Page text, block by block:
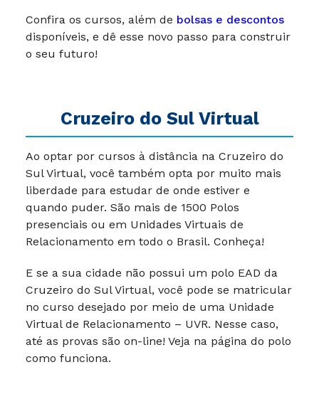
Confira os cursos, além de bolsas e descontos
disponíveis, e dê esse novo passo para construir
o seu futuro!
Cruzeiro do Sul Virtual
Ao optar por cursos à distância na Cruzeiro do
Sul Virtual, você também opta por muito mais
liberdade para estudar de onde estiver e
quando puder. São mais de 1500 Polos
presenciais ou em Unidades Virtuais de
Relacionamento em todo o Brasil. Conheça!
E se a sua cidade não possui um polo EAD da
Cruzeiro do Sul Virtual, você pode se matricular
no curso desejado por meio de uma Unidade
Virtual de Relacionamento – UVR. Nesse caso,
até as provas são on-line! Veja na página do polo
como funciona.